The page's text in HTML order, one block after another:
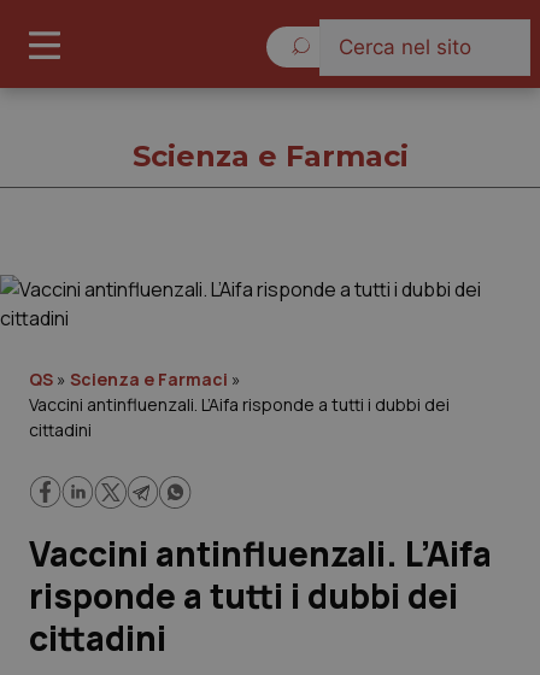
Governo e Parlamento
Regioni e Asl
Lavoro e Professioni
Scienza e Farmaci
Studi e Analisi
Scienza e Farmaci
QS » Scienza e Farmaci »
Vaccini antinfluenzali. L’Aifa risponde a tutti i dubbi dei
cittadini
Vaccini antinfluenzali. L’Aifa
risponde a tutti i dubbi dei
cittadini